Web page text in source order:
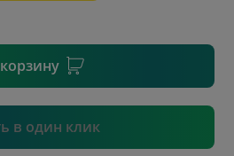
в один клик